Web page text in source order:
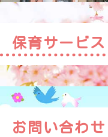
保育サービス
お問い合わせ